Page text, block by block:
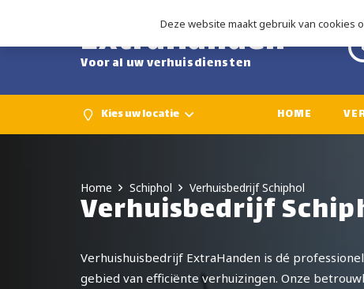
ExtraHanden
Voor al uw verhuisdiensten
Kies uw locatie HOME
Home Schiphol Verhuisbedrijf Schiphol
Verhuisbedrijf
Verhuishuisbedrijf ExtraHanden is dé
gebied van efficiënte verhuizingen. Onze
Deze website maakt gebruik van cookies